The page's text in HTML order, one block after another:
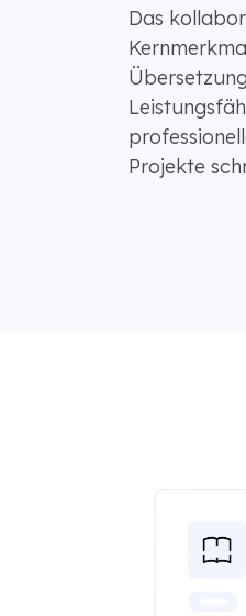
Das
Projekte